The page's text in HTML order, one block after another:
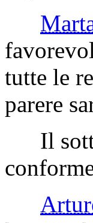
tutte le
parere
Il